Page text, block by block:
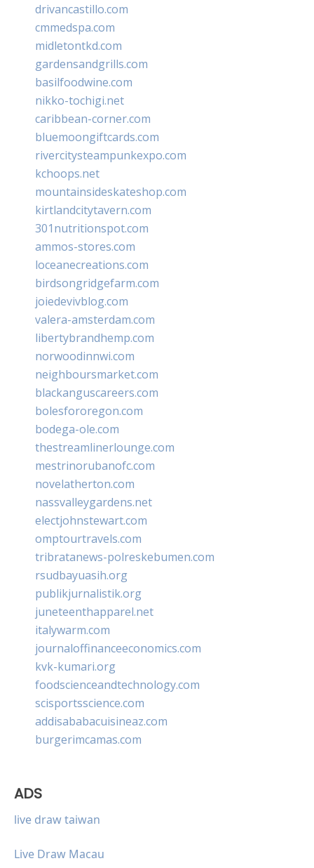
drivancastillo.com
cmmedspa.com
midletontkd.com
gardensandgrills.com
basilfoodwine.com
nikko-tochigi.net
caribbean-corner.com
bluemoongiftcards.com
rivercitysteampunkexpo.com
kchoops.net
mountainsideskateshop.com
kirtlandcitytavern.com
301nutritionspot.com
ammos-stores.com
loceanecreations.com
birdsongridgefarm.com
joiedevivblog.com
valera-amsterdam.com
libertybrandhemp.com
norwoodinnwi.com
neighboursmarket.com
blackanguscareers.com
bolesfororegon.com
bodega-ole.com
thestreamlinerlounge.com
mestrinorubanofc.com
novelatherton.com
nassvalleygardens.net
electjohnstewart.com
omptourtravels.com
tribratanews-polreskebumen.com
rsudbayuasih.org
publikjurnalistik.org
juneteenthapparel.net
italywarm.com
journaloffinanceeconomics.com
kvk-kumari.org
foodscienceandtechnology.com
scisportsscience.com
addisababacuisineaz.com
burgerimcamas.com
ADS
live draw taiwan
Live Draw Macau